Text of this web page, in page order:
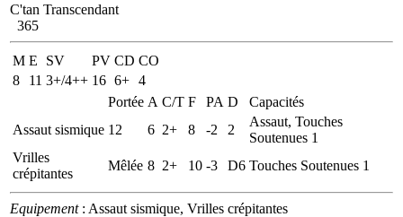
C'tan Transcendant
365
M E SV PV CD CO
8
11 3+/4++ 16 6+ 4
Portée A C/T F PA D
Capacités
Assaut sismique 12 6 2+ 8 -2 2
Assaut, Touches
Soutenues 1
Vrilles
crépitantes
Mêlée 8 2+ 10 -3 D6 Touches Soutenues 1
Equipement: Assaut sismique, Vrilles crépitantes